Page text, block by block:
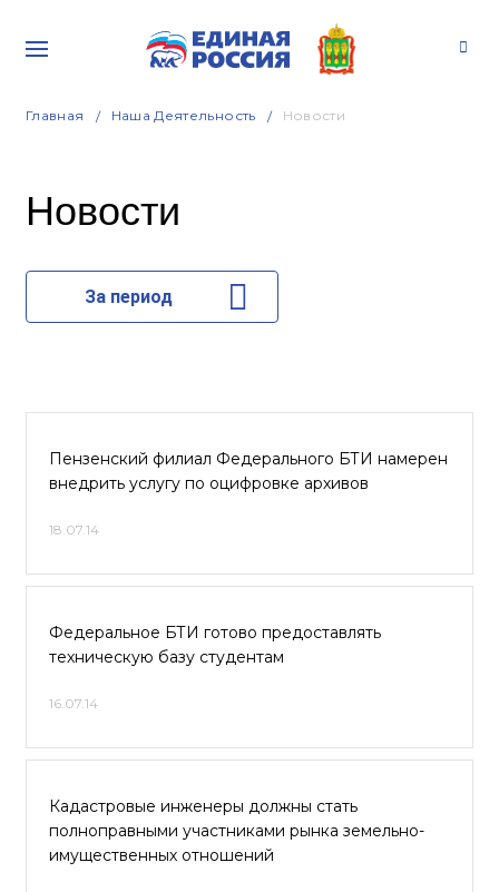
Главная Наша Деятельность Новости
Новости
За период
Пензенский филиал Федерального БТИ намерен
внедрить услугу по оцифровке архивов
18.07.14
Федеральное БТИ готово предоставлять
техническую базу студентам
16.07.14
Кадастровые инженеры должны стать
полноправными участниками рынка земельно-
имущественных отношений